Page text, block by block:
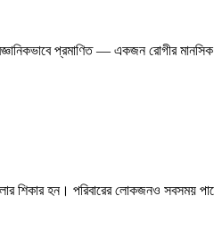
প্রমাণিত — একজন রোগীর
শিকার হন। পরিবারের লোকজনও সবসময়